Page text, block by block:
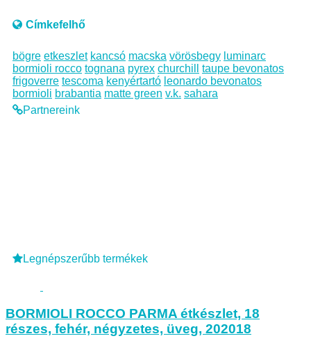
Címkefelhő
bögre etkeszlet kancsó macska vörösbegy luminarc
bormioli rocco tognana pyrex churchill
taupe bevonatos
frigoverre tescoma kenyértartó leonardo bevonatos
bormioli brabantia matte green v.k. sahara
Partnereink
Legnépszerűbb termékek
BORMIOLI ROCCO PARMA étkészlet, 18
részes, fehér, négyzetes, üveg, 202018